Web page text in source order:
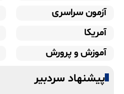
آزمون سراسری
آمریکا
آموزش و پرورش
پیشنهاد سردبیر